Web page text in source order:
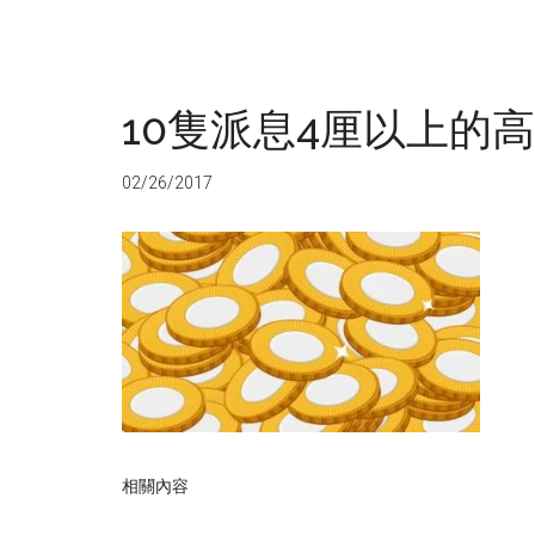
10隻派息4厘以上的
02/26/2017
相關內容